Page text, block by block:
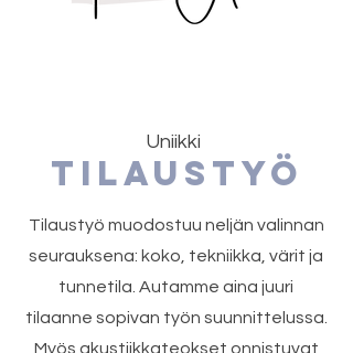
Uniikki
Tilaustyö
Tilaustyö muodostuu neljän valinnan
seurauksena: koko, tekniikka, värit ja
tunnetila. Autamme aina juuri
tilaanne sopivan työn suunnittelussa.
Myös akustiikkateokset onnistuvat